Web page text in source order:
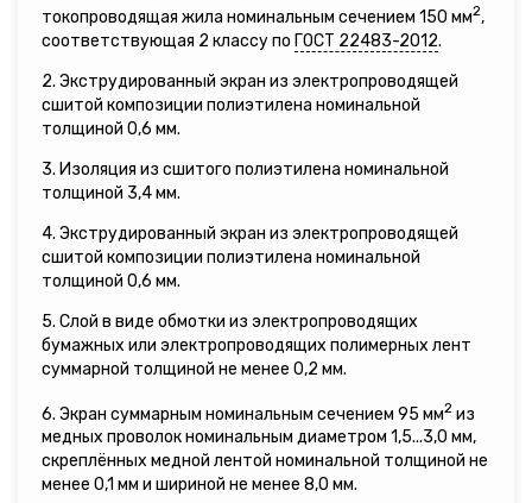
токопроводящая жила номинальным сечением 150 мм2,
соответствующая 2 классу по ГОСТ 22483-2012.
2. Экструдированный экран из электропроводящей
сшитой композиции полиэтилена номинальной
толщиной 0,6 мм.
3. Изоляция из сшитого полиэтилена номинальной
толщиной 3,4 мм.
4. Экструдированный экран из электропроводящей
сшитой композиции полиэтилена номинальной
толщиной 0,6 мм.
5. Слой в виде обмотки из электропроводящих
бумажных или электропроводящих полимерных лент
суммарной толщиной не менее 0,2 мм.
6. Экран суммарным номинальным сечением 95 мм2 из
медных проволок номинальным диаметром 1,5...3,0 мм,
скреплённых медной лентой номинальной толщиной не
менее 0,1 мм и шириной не менее 8,0 мм.